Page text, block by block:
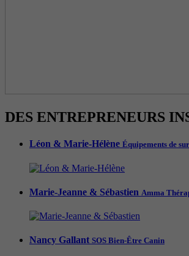
DES ENTREPRENEURS
Léon & Marie-Hélène Équipements de
Marie-Jeanne & Sébastien Amma
Nancy Gallant SOS Bien-Être Canin